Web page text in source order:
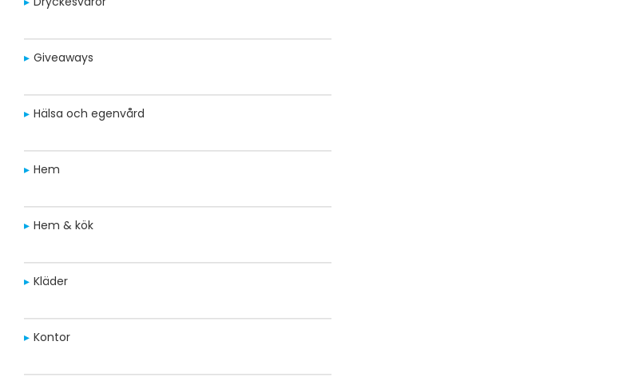
Giveaways
Hälsa och egenvård
Hem
Hem & kök
Kläder
Kontor